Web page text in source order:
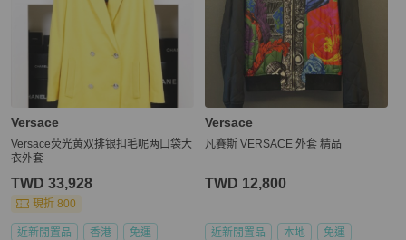
Versace
Versace荧光黄双排银扣毛呢两口袋大
衣外套
TWD 33,928
現折 800
近新閒置品 香港 免運
Versace
凡賽斯 VERSACE 外套 精品
TWD 12,800
近新閒置品 本地 免運